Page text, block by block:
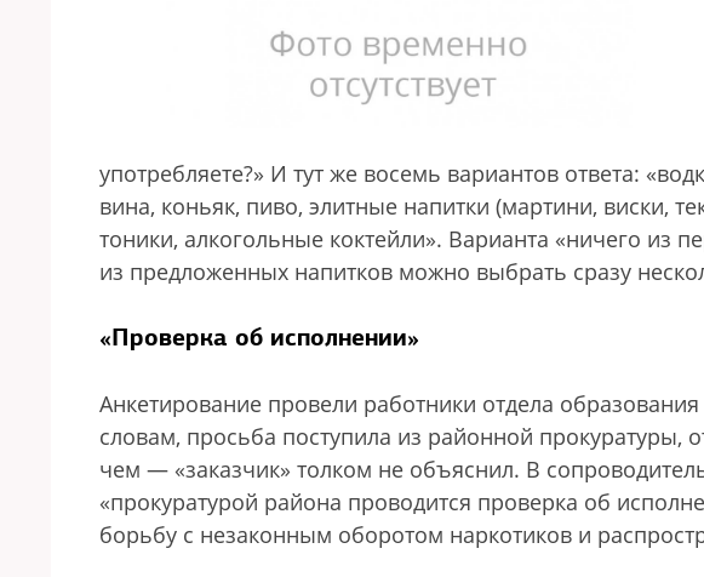
употребляете?» И тут же восемь вариантов ответа:
вина, коньяк, пиво, элитные напитки (мартини, виски,
тоники, алкогольные коктейли». Варианта «ничего из
из предложенных напитков можно выбрать сразу
«Проверка об исполнении»
Анкетирование провели работники отдела
словам, просьба поступила из районной прокуратуры,
чем — «заказчик» толком не объяснил. В
«прокуратурой района проводится проверка об
борьбу с незаконным оборотом наркотиков и